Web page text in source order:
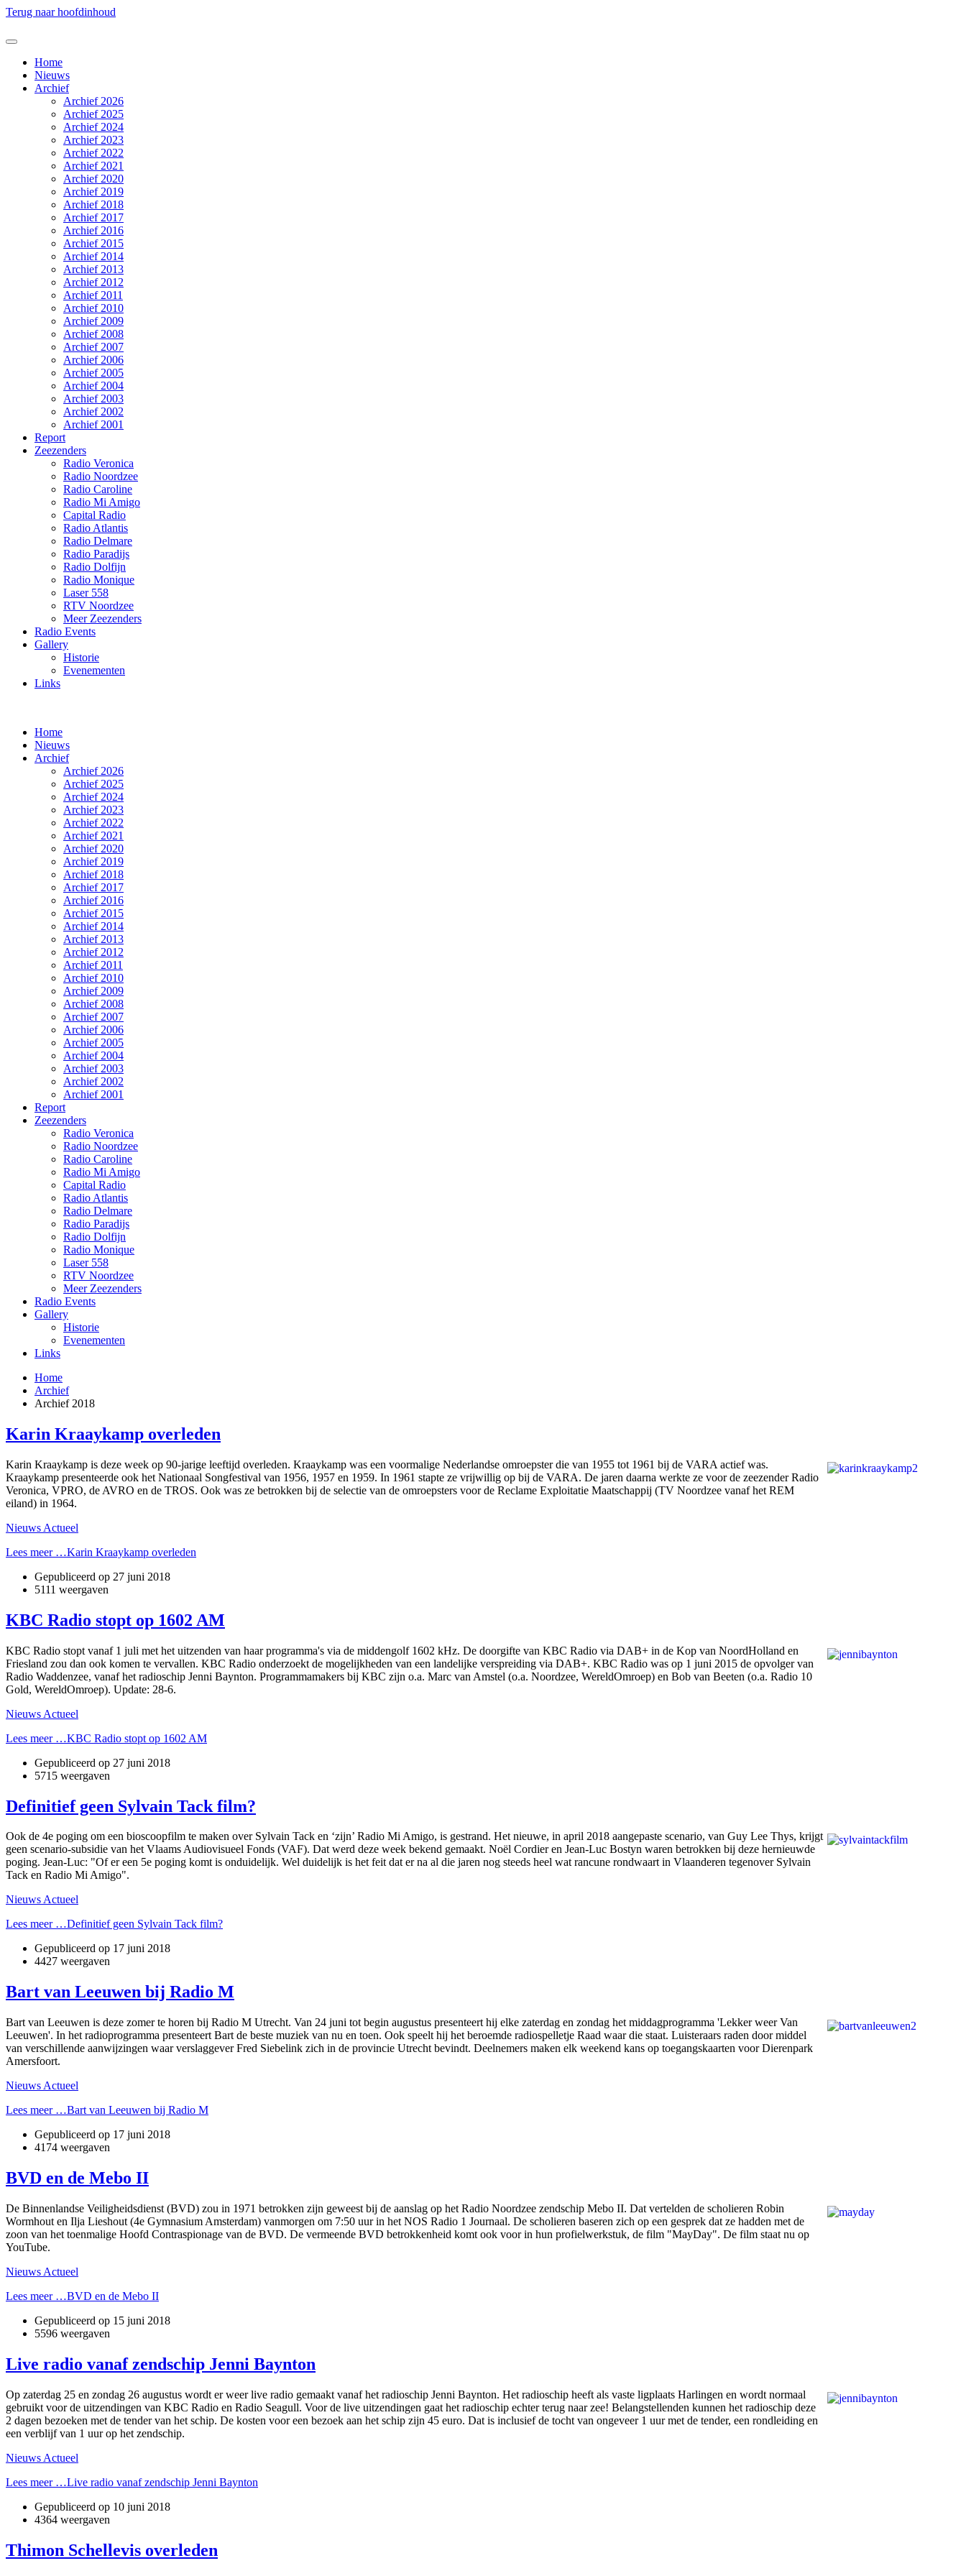
Terug naar hoofdinhoud
Home
Nieuws
Archief
Archief 2026
Archief 2025
Archief 2024
Archief 2023
Archief 2022
Archief 2021
Archief 2020
Archief 2019
Archief 2018
Archief 2017
Archief 2016
Archief 2015
Archief 2014
Archief 2013
Archief 2012
Archief 2011
Archief 2010
Archief 2009
Archief 2008
Archief 2007
Archief 2006
Archief 2005
Archief 2004
Archief 2003
Archief 2002
Archief 2001
Report
Zeezenders
Radio Veronica
Radio Noordzee
Radio Caroline
Radio Mi Amigo
Capital Radio
Radio Atlantis
Radio Delmare
Radio Paradijs
Radio Dolfijn
Radio Monique
Laser 558
RTV Noordzee
Meer Zeezenders
Radio Events
Gallery
Historie
Evenementen
Links
Home
Nieuws
Archief
Archief 2026
Archief 2025
Archief 2024
Archief 2023
Archief 2022
Archief 2021
Archief 2020
Archief 2019
Archief 2018
Archief 2017
Archief 2016
Archief 2015
Archief 2014
Archief 2013
Archief 2012
Archief 2011
Archief 2010
Archief 2009
Archief 2008
Archief 2007
Archief 2006
Archief 2005
Archief 2004
Archief 2003
Archief 2002
Archief 2001
Report
Zeezenders
Radio Veronica
Radio Noordzee
Radio Caroline
Radio Mi Amigo
Capital Radio
Radio Atlantis
Radio Delmare
Radio Paradijs
Radio Dolfijn
Radio Monique
Laser 558
RTV Noordzee
Meer Zeezenders
Radio Events
Gallery
Historie
Evenementen
Links
Home
Archief
Archief 2018
Karin Kraaykamp overleden
Karin Kraaykamp is deze week op 90-jarige leeftijd overleden. Kraaykamp was een voormalige Nederlandse omroepster die van 1955 tot 1961 bij de VARA actief was.
Kraaykamp presenteerde ook het Nationaal Songfestival van 1956, 1957 en 1959. In 1961 stapte ze vrijwillig op bij de VARA. De jaren daarna werkte ze voor de zeezender Radio
Veronica, VPRO, de AVRO en de TROS. Ook was ze betrokken bij de selectie van de omroepsters voor de Reclame Exploitatie Maatschappij (TV Noordzee vanaf het REM
eiland) in 1964.
Nieuws Actueel
Lees meer …Karin Kraaykamp overleden
Gepubliceerd op 27 juni 2018
5111 weergaven
KBC Radio stopt op 1602 AM
KBC Radio stopt vanaf 1 juli met het uitzenden van haar programma's via de middengolf 1602 kHz. De doorgifte van KBC Radio via DAB+ in de Kop van NoordHolland en
Friesland zou dan ook komen te vervallen. KBC Radio onderzoekt de mogelijkheden van een landelijke verspreiding via DAB+. KBC Radio was op 1 juni 2015 de opvolger van
Radio Waddenzee, vanaf het radioschip Jenni Baynton. Programmamakers bij KBC zijn o.a. Marc van Amstel (o.a. Noordzee, WereldOmroep) en Bob van Beeten (o.a. Radio 10
Gold, WereldOmroep). Update: 28-6.
Nieuws Actueel
Lees meer …KBC Radio stopt op 1602 AM
Gepubliceerd op 27 juni 2018
5715 weergaven
Definitief geen Sylvain Tack film?
Ook de 4e poging om een bioscoopfilm te maken over Sylvain Tack en ‘zijn’ Radio Mi Amigo, is gestrand. Het nieuwe, in april 2018 aangepaste scenario, van Guy Lee Thys, krijgt
geen scenario-subsidie van het Vlaams Audiovisueel Fonds (VAF). Dat werd deze week bekend gemaakt. Noël Cordier en Jean-Luc Bostyn waren betrokken bij deze hernieuwde
poging. Jean-Luc: "Of er een 5e poging komt is onduidelijk. Wel duidelijk is het feit dat er na al die jaren nog steeds heel wat rancune rondwaart in Vlaanderen tegenover Sylvain
Tack en Radio Mi Amigo".
Nieuws Actueel
Lees meer …Definitief geen Sylvain Tack film?
Gepubliceerd op 17 juni 2018
4427 weergaven
Bart van Leeuwen bij Radio M
Bart van Leeuwen is deze zomer te horen bij Radio M Utrecht. Van 24 juni tot begin augustus presenteert hij elke zaterdag en zondag het middagprogramma 'Lekker weer Van
Leeuwen'. In het radioprogramma presenteert Bart de beste muziek van nu en toen. Ook speelt hij het beroemde radiospelletje Raad waar die staat. Luisteraars raden door middel
van verschillende aanwijzingen waar verslaggever Fred Siebelink zich in de provincie Utrecht bevindt. Deelnemers maken elk weekend kans op toegangskaarten voor Dierenpark
Amersfoort.
Nieuws Actueel
Lees meer …Bart van Leeuwen bij Radio M
Gepubliceerd op 17 juni 2018
4174 weergaven
BVD en de Mebo II
De Binnenlandse Veiligheidsdienst (BVD) zou in 1971 betrokken zijn geweest bij de aanslag op het Radio Noordzee zendschip Mebo II. Dat vertelden de scholieren Robin
Wormhout en Ilja Lieshout (4e Gymnasium Amsterdam) vanmorgen om 7:50 uur in het NOS Radio 1 Journaal. De scholieren baseren zich op een gesprek dat ze hadden met de
zoon van het toenmalige Hoofd Contraspionage van de BVD. De vermeende BVD betrokkenheid komt ook voor in hun profielwerkstuk, de film "MayDay". De film staat nu op
YouTube.
Nieuws Actueel
Lees meer …BVD en de Mebo II
Gepubliceerd op 15 juni 2018
5596 weergaven
Live radio vanaf zendschip Jenni Baynton
Op zaterdag 25 en zondag 26 augustus wordt er weer live radio gemaakt vanaf het radioschip Jenni Baynton. Het radioschip heeft als vaste ligplaats Harlingen en wordt normaal
gebruikt voor de uitzendingen van KBC Radio en Radio Seagull. Voor de live uitzendingen gaat het radioschip echter terug naar zee! Belangstellenden kunnen het radioschip deze
2 dagen bezoeken met de tender van het schip. De kosten voor een bezoek aan het schip zijn 45 euro. Dat is inclusief de tocht van ongeveer 1 uur met de tender, een rondleiding en
een verblijf van 1 uur op het zendschip.
Nieuws Actueel
Lees meer …Live radio vanaf zendschip Jenni Baynton
Gepubliceerd op 10 juni 2018
4364 weergaven
Thimon Schellevis overleden